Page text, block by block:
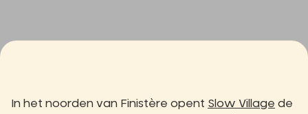
In het noorden van Finistère opent Slow Village de